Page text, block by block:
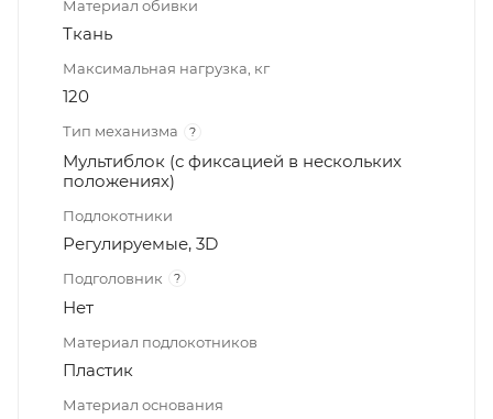
Материал обивки
Ткань
Максимальная нагрузка, кг
120
Тип механизма ?
Мультиблок (с фиксацией в нескольких
положениях)
Подлокотники
Регулируемые, 3D
Подголовник ?
Нет
Материал подлокотников
Пластик
Материал основания